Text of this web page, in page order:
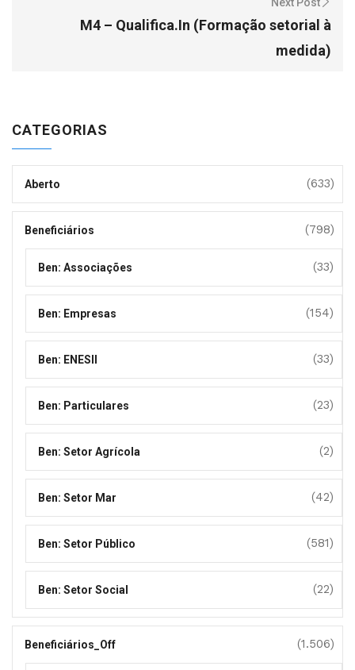
Next Post
M4 – Qualifica.In (Formação setorial à
medida)
CATEGORIAS
Aberto (633)
Beneficiários (798)
Ben: Associações (33)
Ben: Empresas (154)
Ben: ENESII (33)
Ben: Particulares (23)
Ben: Setor Agrícola (2)
Ben: Setor Mar (42)
Ben: Setor Público (581)
Ben: Setor Social (22)
Beneficiários_Off (1.506)